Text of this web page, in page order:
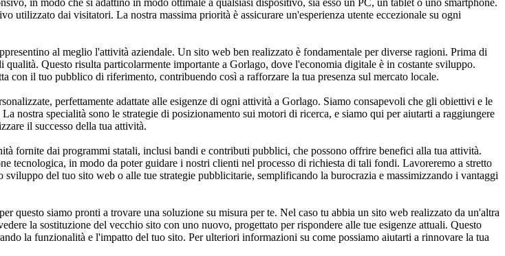
in modo che si adattino in modo ottimale a qualsiasi dispositivo, sia esso un PC, un tablet o uno smartphone.
utilizzato dai visitatori. La nostra massima priorità è assicurare un'esperienza utente eccezionale su ogni
al meglio l'attività aziendale. Un sito web ben realizzato è fondamentale per diverse ragioni. Prima di
Questo risulta particolarmente importante a Gorlago, dove l'economia digitale è in costante sviluppo.
il tuo pubblico di riferimento, contribuendo così a rafforzare la tua presenza sul mercato locale.
perfettamente adattate alle esigenze di ogni attività a Gorlago. Siamo consapevoli che gli obiettivi e le
nostra specialità sono le strategie di posizionamento sui motori di ricerca, e siamo qui per aiutarti a raggiungere
il successo della tua attività.
fornite dai programmi statali, inclusi bandi e contributi pubblici, che possono offrire benefici alla tua attività.
tecnologica, in modo da poter guidare i nostri clienti nel processo di richiesta di tali fondi. Lavoreremo a stretto
del tuo sito web o alle tue strategie pubblicitarie, semplificando la burocrazia e massimizzando i vantaggi
questo siamo pronti a trovare una soluzione su misura per te. Nel caso tu abbia un sito web realizzato da un'altra
la sostituzione del vecchio sito con uno nuovo, progettato per rispondere alle tue esigenze attuali. Questo
la funzionalità e l'impatto del tuo sito. Per ulteriori informazioni su come possiamo aiutarti a rinnovare la tua